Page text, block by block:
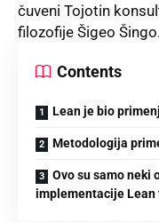
čuveni Tojotin
filozofije Šigeo Šingo.
Contents
Lean je bio
Metodologija
Ovo su samo neki
implementacije